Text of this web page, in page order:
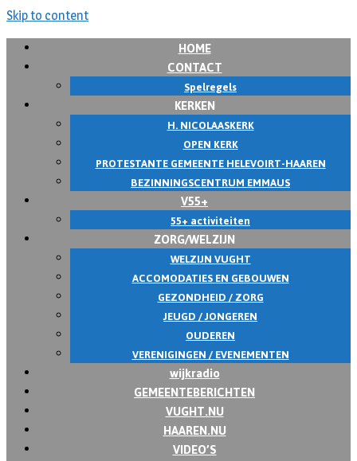
Skip to content
HOME
CONTACT
Spelregels
KERKEN
H. NICOLAASKERK
OPEN KERK
PROTESTANTE GEMEENTE HELEVOIRT-HAAREN
BEZINNINGSCENTRUM EMMAUS
V55+
55+ activiteiten
ZORG/WELZIJN
WELZIJN VUGHT
ACCOMODATIES EN GEBOUWEN
GEZONDHEID / ZORG
JEUGD / JONGEREN
OUDEREN
VERENIGINGEN / EVENEMENTEN
wijkradio
GEMEENTEBERICHTEN
VUGHT.NU
HAAREN.NU
VIDEO’S